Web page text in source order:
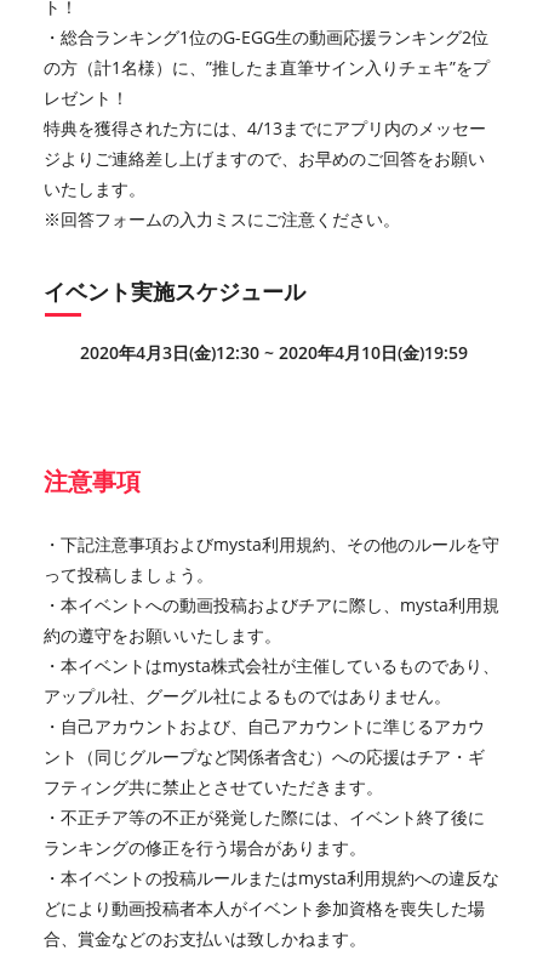
ト！
・総合ランキング1位のG-EGG生の動画応援ランキング2位
の方（計1名様）に、”推したま直筆サイン入りチェキ”をプ
レゼント！
特典を獲得された方には、4/13までにアプリ内のメッセー
ジよりご連絡差し上げますので、お早めのご回答をお願い
いたします。
※回答フォームの入力ミスにご注意ください。
イベント実施スケジュール
2020年4月3日(金)12:30 ~ 2020年4月10日(金)19:59
注意事項
・下記注意事項およびmysta利用規約、その他のルールを守
って投稿しましょう。
・本イベントへの動画投稿およびチアに際し、mysta利用規
約の遵守をお願いいたします。
・本イベントはmysta株式会社が主催しているものであり、
アップル社、グーグル社によるものではありません。
・自己アカウントおよび、自己アカウントに準じるアカウ
ント（同じグループなど関係者含む）への応援はチア・ギ
フティング共に禁止とさせていただきます。
・不正チア等の不正が発覚した際には、イベント終了後に
ランキングの修正を行う場合があります。
・本イベントの投稿ルールまたはmysta利用規約への違反な
どにより動画投稿者本人がイベント参加資格を喪失した場
合、賞金などのお支払いは致しかねます。